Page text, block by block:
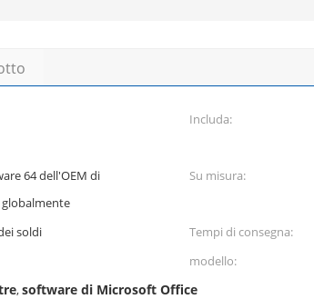
Includa:
64 dell'OEM di
Su misura:
soldi Tempi di consegna:
modello:
,software di Microsoft Office